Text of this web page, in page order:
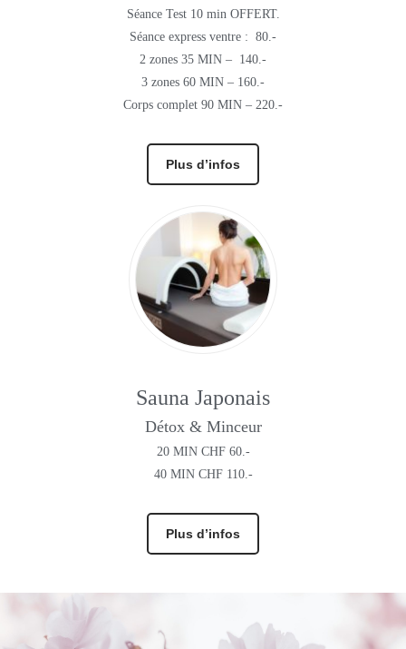
Séance Test 10 min OFFERT.
Séance express ventre : 80.-
2 zones 35 MIN – 140.-
3 zones 60 MIN – 160.-
Corps complet 90 MIN – 220.-
Plus d’infos
Sauna Japonais
Détox & Minceur
20 MIN CHF 60.-
40 MIN CHF 110.-
Plus d’infos